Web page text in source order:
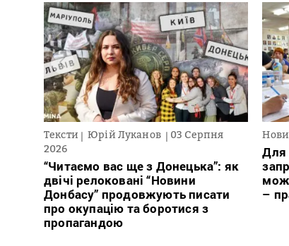
Тексти Юрій Луканов
03 Серпня
2026
“Читаємо вас ще з Донецька”: як
двічі релоковані “Новини
Донбасу” продовжують писати
про окупацію та боротися з
пропагандою
Для
–